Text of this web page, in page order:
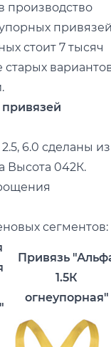
производство
стоит 7 тысяч
6.0 сделаны из
Высота 042К.
сегментов:
Привязь
1.5К
огнеупорная"